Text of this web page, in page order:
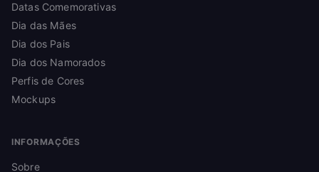
Datas Comemorativas
Dia das Mães
Dia dos Pais
Dia dos Namorados
Perfis de Cores
Mockups
INFORMAÇÕES
Sobre